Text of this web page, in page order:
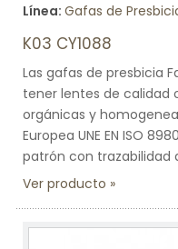
Línea: Gafas de
K03 CY1088
Las gafas de presbicia
tener lentes de calidad
orgánicas y
Europea UNE EN ISO
patrón con trazabilidad
Ver producto